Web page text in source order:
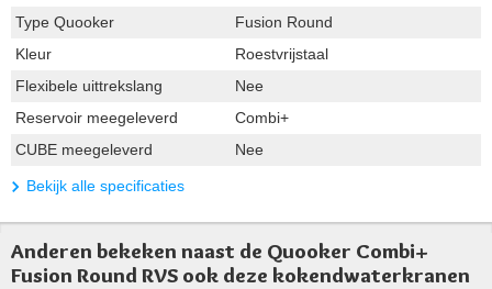
Type Quooker
Fusion Round
Kleur
Roestvrijstaal
Flexibele uittrekslang
Nee
Reservoir meegeleverd
Combi+
CUBE meegeleverd
Nee
Bekijk alle specificaties
Anderen bekeken naast de Quooker Combi+
Fusion Round RVS ook deze kokendwaterkranen